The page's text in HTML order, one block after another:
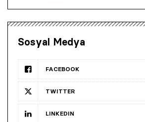
Sosyal Medya
FACEBOOK
TWITTER
LINKEDIN